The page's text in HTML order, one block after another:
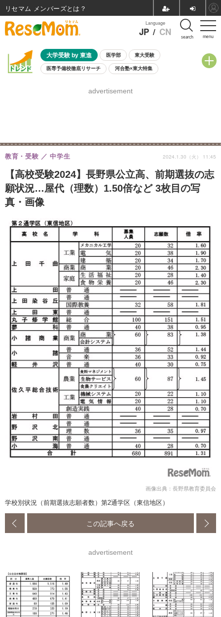
menu
Language
JP / CN search
大学受験 by 東進 医学部 東大受験
医専予備校徹底リサーチ 河合塾×東大特集
8月開催学校説明会・相談会
advertisement
【高校受験2024】長野県公立高、前期選抜の志
願状況…屋代（理数）1.50倍など 3枚目の写
真・画像
教育・受験 中学生 2024.1.30（火） 11:45
画像出典：長野県教育委員会
学校別状況（前期選抜志願者数）第2通学区（東信地区）
この記事へ戻る
advertisement
リセマム メンバーズ